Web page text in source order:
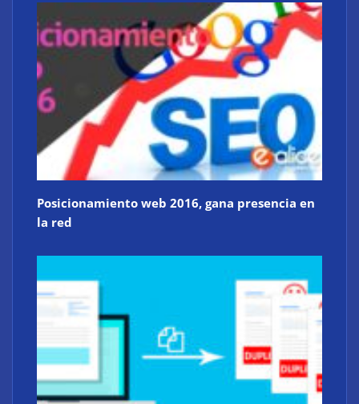
Posicionamiento web 2016, gana presencia en
la red